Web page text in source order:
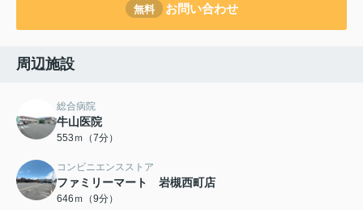
無料 お問い合わせ
周辺施設
総合病院
牛山医院
553ｍ（7分）
コンビニエンスストア
ファミリーマート 岩槻西町店
646ｍ（9分）